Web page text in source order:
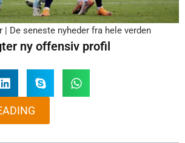
| De seneste nyheder fra hele verden
ny offensiv profil